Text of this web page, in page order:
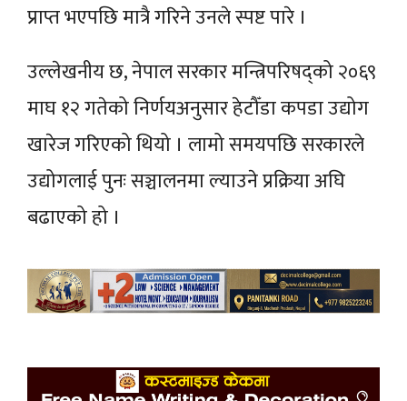
प्राप्त भएपछि मात्रै गरिने उनले स्पष्ट पारे ।
उल्लेखनीय छ, नेपाल सरकार मन्त्रिपरिषद्को २०६९
माघ १२ गतेको निर्णयअनुसार हेटौँडा कपडा उद्योग
खारेज गरिएको थियो । लामो समयपछि सरकारले
उद्योगलाई पुनः सञ्चालनमा ल्याउने प्रक्रिया अघि
बढाएको हो ।